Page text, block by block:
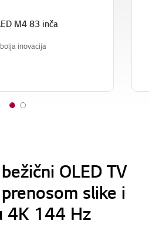
M4 83 inča
inovacija
1 2
OLED TV
slike i
4K 144 Hz